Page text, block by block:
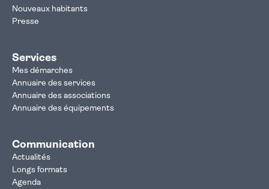
Nouveaux habitants
Presse
Services
Mes démarches
Annuaire des services
Annuaire des associations
Annuaire des équipements
Communication
Actualités
Longs formats
Agenda